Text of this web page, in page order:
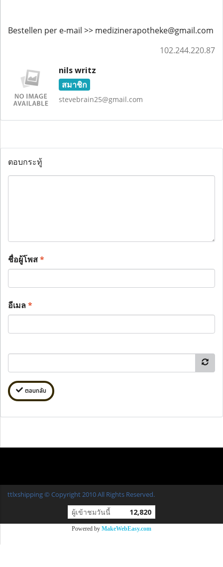
Bestellen per e-mail >> medizinerapotheke@gmail.com
102.244.220.87
nils writz
สมาชิก
stevebrain25@gmail.com
ตอบกระทู้
ชื่อผู้โพส*
อีเมล*
ตอบกลับ
ttlxshipping © Copyright 2010 All Rights Reserved.
ผู้เข้าชมวันนี้ 12,820
Powered by MakeWebEasy.com